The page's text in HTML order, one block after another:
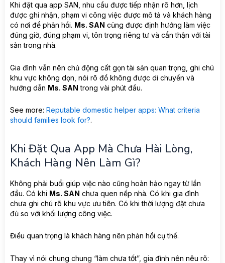
Khi đặt qua app SAN, nhu cầu được tiếp nhận rõ hơn, lịch
được ghi nhận, phạm vi công việc được mô tả và khách hàng
có nơi để phản hồi. Ms. SAN cũng được định hướng làm việc
đúng giờ, đúng phạm vi, tôn trọng riêng tư và cẩn thận với tài
sản trong nhà.
Gia đình vẫn nên chủ động cất gọn tài sản quan trọng, ghi chú
khu vực không dọn, nói rõ đồ không được di chuyển và
hướng dẫn Ms. SAN trong vài phút đầu.
See more: Reputable domestic helper apps: What criteria
should families look for?.
Khi Đặt Qua App Mà Chưa Hài Lòng,
Khách Hàng Nên Làm Gì?
Không phải buổi giúp việc nào cũng hoàn hảo ngay từ lần
đầu. Có khi Ms. SAN chưa quen nếp nhà. Có khi gia đình
chưa ghi chú rõ khu vực ưu tiên. Có khi thời lượng đặt chưa
đủ so với khối lượng công việc.
Điều quan trọng là khách hàng nên phản hồi cụ thể.
Thay vì nói chung chung “làm chưa tốt”, gia đình nên nêu rõ: